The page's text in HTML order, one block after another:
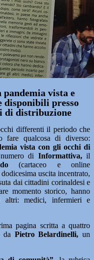
pandemia vista e
disponibili presso
di distribuzione
differenti il periodo che
fare qualcosa di diverso:
vista con gli occhi di
di Informattiva,il
(cartaceo e online
uscita incentrato,
dai cittadini corinaldesi e
momento storico, hanno
altri: medici, infermieri e
pagina scritta a quattro
da Pietro Belardinelli, un